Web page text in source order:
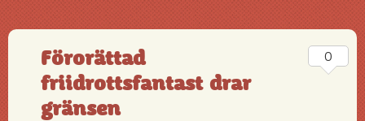
innehåll
Förorättad
friidrottsfantast drar
gränsen
0